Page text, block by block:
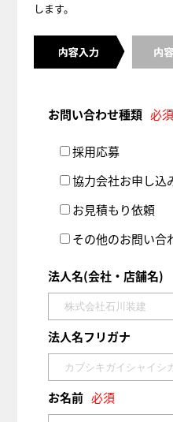
します。
お問い合わせ種類 必須
採用応募
協力会社お申し込
お見積もり依頼
その他のお問い合
法人名(会社・店舗名)
法人名フリガナ
お名前 必須